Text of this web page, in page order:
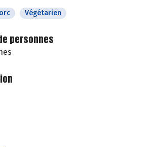
Végétarien
personnes